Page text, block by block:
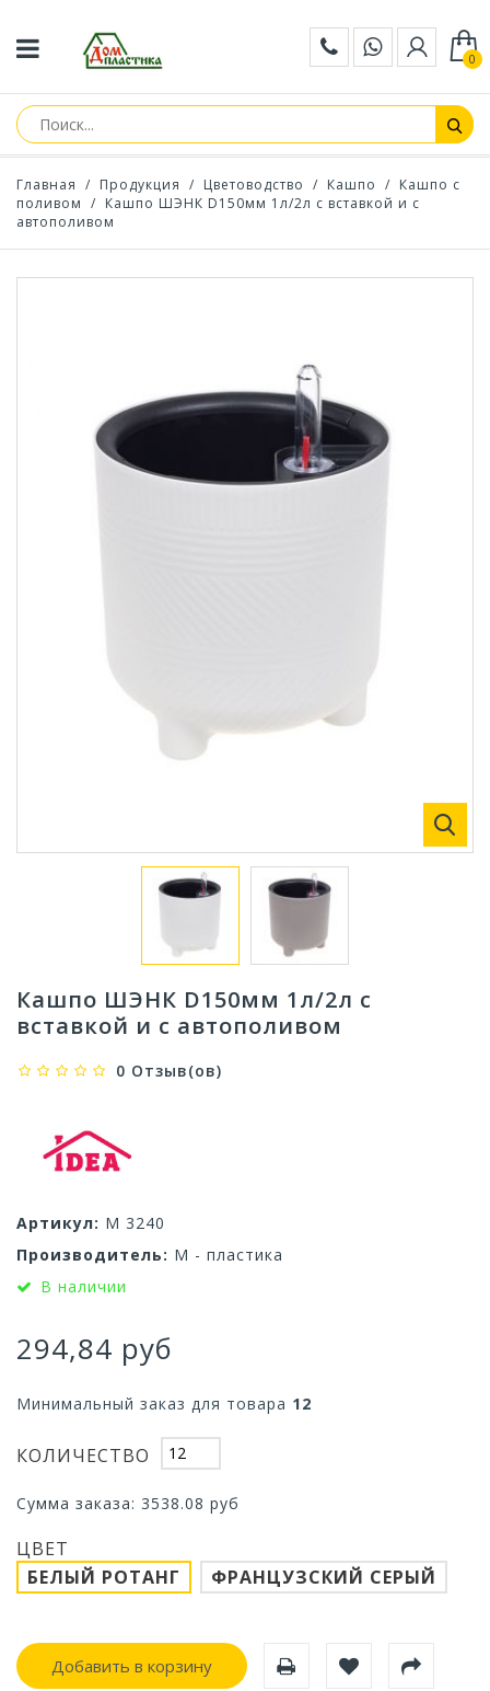
0
Главная / Продукция / Цветоводство / Кашпо / Кашпо с
поливом / Кашпо ШЭНК D150мм 1л/2л с вставкой и с
автополивом
Кашпо ШЭНК D150мм 1л/2л с
вставкой и с автополивом
0 Отзыв(ов)
Артикул: М 3240
Производитель: М - пластика
В наличии
294,84 руб
Минимальный заказ для товара 12
КОЛИЧЕСТВО
Сумма заказа: 3538.08 руб
ЦВЕТ
БЕЛЫЙ РОТАНГ
ФРАНЦУЗСКИЙ СЕРЫЙ
Добавить в корзину